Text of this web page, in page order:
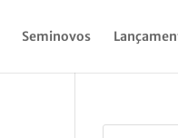
Seminovos